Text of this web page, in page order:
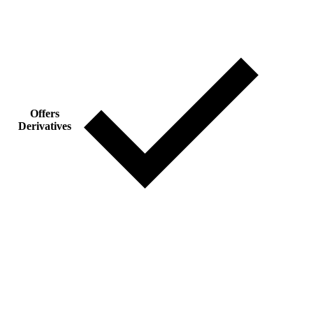
Offers
Derivatives